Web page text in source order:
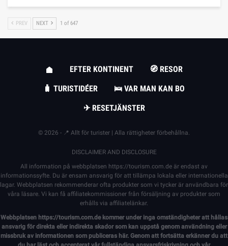
PREV NEXT 1 of 647
EFTER KONTINENT
🧭 RESOR
🧳 TURISTIDÉER
🛌 VAR MAN KAN BO
✈ RESETJÄNSTER
© 2026 - 📍 Allt för turister | Alla rättigheter förbehållna.
DISCLAIMER AND DISCLOSURE
All information på webbplatsen https://tourism.com.de är endast av
informationssyfte. Du är ensam ansvarig för att tillämpa lokala eller internationella
lagar. Webbplatsen rekommenderar ofta produkter som vi tycker är användbara för
våra läsare. Vi kan få affiliatekommissioner från försäljning av produkter som
erhålls via affiliatelänkar.
Webbplatsen https://tourism.com.dekommer under inga omständigheter att hållas
ansvarig för direkta eller indirekta skador som kan uppstå genom användning eller
missbruk av informationen som publiceras här. Genom att fortsätta erkänner du att